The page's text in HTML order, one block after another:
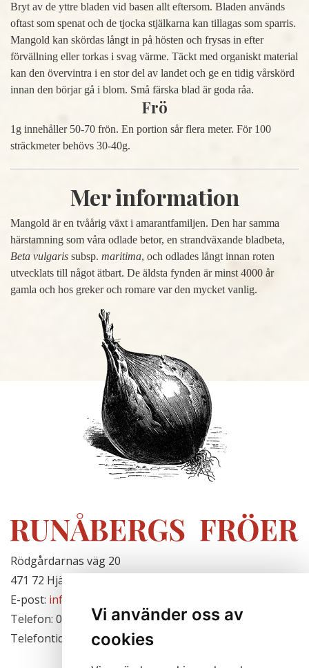
Vi använder oss av
cookies
Bryt av de yttre bladen vid basen allt eftersom. Bladen används
oftast som spenat och de tjocka stjälkarna kan tillagas som sparris.
Mangold kan skördas långt in på hösten och frysas in efter
förvällning eller torkas i svag värme. Täckt med organiskt material
kan den övervintra i en stor del av landet och ge en tidig vårskörd
innan den börjar gå i blom. Små färska blad är goda råa.
Frö
1g innehåller 50-70 frön. En portion sår flera meter. För 100
sträckmeter behövs 30-40g.
Mer information
Mangold är en tvåårig växt i amarantfamiljen. Den har samma
härstamning som våra odlade betor, en strandväxande bladbeta,
Beta vulgaris subsp. maritima, och odlades långt innan roten
utvecklats till något ätbart. De äldsta fynden är minst 4000 år
gamla och hos greker och romare var den mycket vanlig.
Rödgårdarnas väg 20
471 72 Hjälteby, Sverige
E-post: info@runabergsfroer.se
Telefon: 0303-777140
Telefontid: Stängt för säsongen